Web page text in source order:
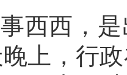
西西，
上，行